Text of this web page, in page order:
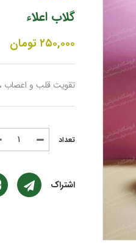
گلاب اعلاء
۲۵۰,۰۰۰تومان
تقویت قلب و اعصاب
اشتراک